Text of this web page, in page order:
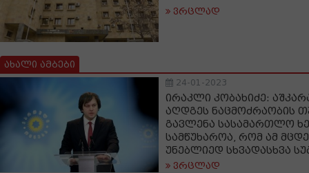
ვრცლად
ახალი ამბები
24-01-2023
ირაკლი კობახიძე:
აღდგეს ნაცმოძრაობის
გავლენა სასამართლო
სამწუხაროა, რომ ამ
უნებლიედ სხვადასხვა
ვრცლად